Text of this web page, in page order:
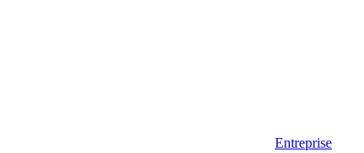
Entreprise